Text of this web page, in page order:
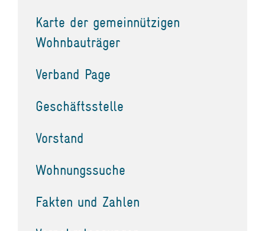
Karte der gemeinnützigen
Wohnbauträger
Verband Page
Geschäftsstelle
Vorstand
Wohnungssuche
Fakten und Zahlen